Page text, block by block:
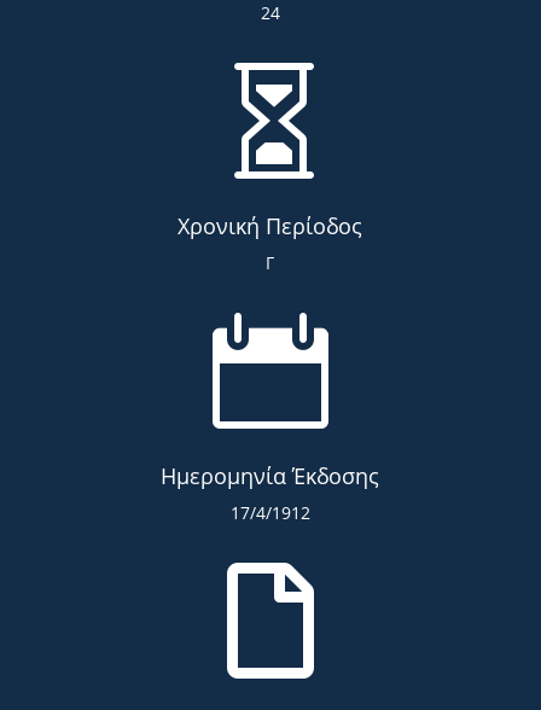
24

Χρονική Περίοδος
Γ

Ημερομηνία Έκδοσης
17/4/1912
